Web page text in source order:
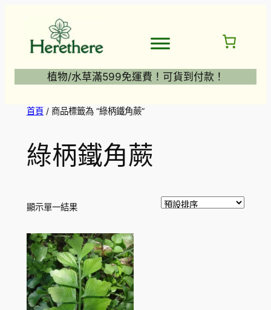
植物/水草滿599免運費！可貨到付款！
首頁/ 商品標籤為 “綠柄鐵角蕨”
綠柄鐵角蕨
顯示單一結果